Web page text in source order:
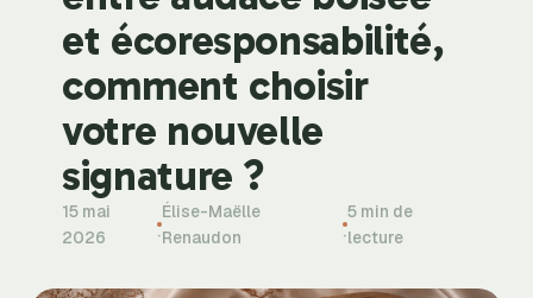
Bien-être
et écoresponsabilité,
comment choisir
votre nouvelle
signature ?
15 mai
2026
·
Élise-Maëlle
Renaudon
·
5 min de
lecture